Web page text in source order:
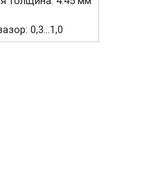
0,3...1,0